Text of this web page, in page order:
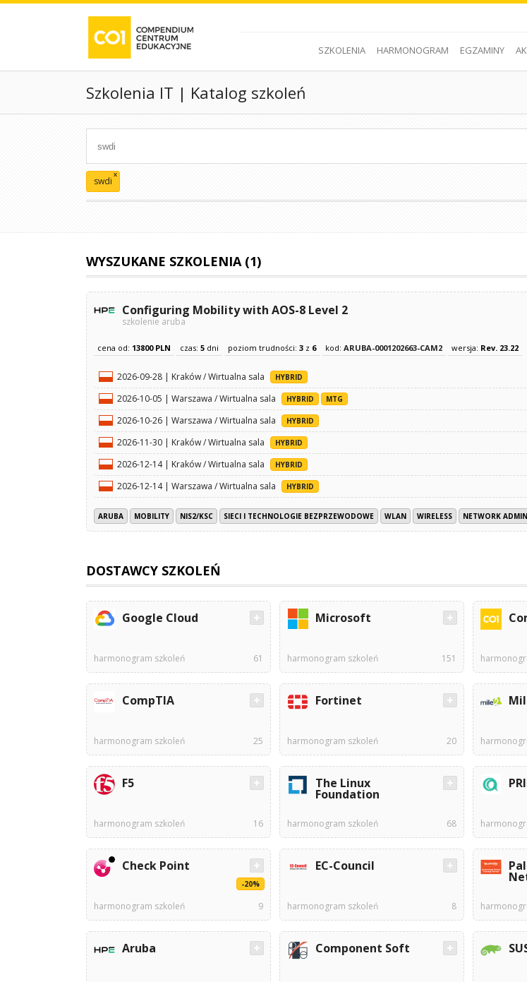
SZKOLENIA HARMONOGRAM EGZAMINY
Szkolenia IT | Katalog szkoleń
swdi
x
WYSZUKANE SZKOLENIA (1)
Configuring Mobility with AOS-8 Level 2
szkolenie aruba
cena od: 13800 PLN czas: 5 dni poziom trudności: 3 z 6 kod: ARUBA-0001202663-CAM2 wersja: Rev. 23.22
2026-09-28 | Kraków / Wirtualna sala HYBRID
2026-10-05 | Warszawa / Wirtualna sala HYBRID MTG
2026-10-26 | Warszawa / Wirtualna sala HYBRID
2026-11-30 | Kraków / Wirtualna sala HYBRID
2026-12-14 | Kraków / Wirtualna sala HYBRID
2026-12-14 | Warszawa / Wirtualna sala HYBRID
ARUBA MOBILITY NIS2/KSC SIECI I TECHNOLOGIE BEZPRZEWODOWE WLAN WIRELESS NETWORK
DOSTAWCY SZKOLEŃ
Google Cloud
harmonogram szkoleń 61
Microsoft
harmonogram szkoleń 151
CompTIA
harmonogram szkoleń 25
Fortinet
harmonogram szkoleń 20
F5
harmonogram szkoleń 16
The Linux
Foundation
harmonogram szkoleń 68
Check Point
-20%
harmonogram szkoleń 9
EC-Council
harmonogram szkoleń 8
Aruba Component Soft